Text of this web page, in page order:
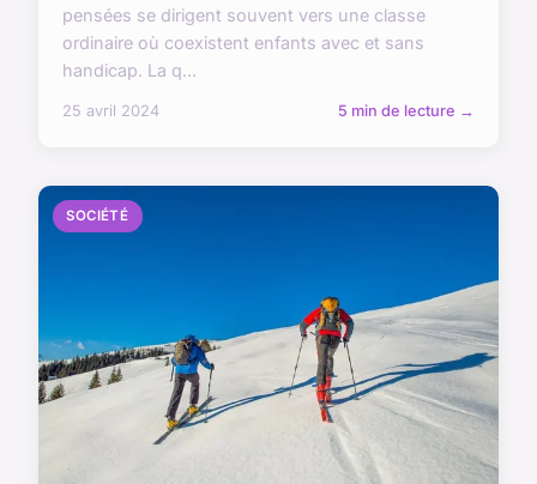
pensées se dirigent souvent vers une classe
ordinaire où coexistent enfants avec et sans
handicap. La q...
25 avril 2024 5 min de lecture →
SOCIÉTÉ